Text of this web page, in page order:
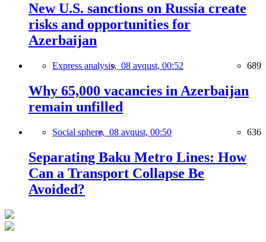
New U.S. sanctions on Russia create
risks and opportunities for
Azerbaijan
Express analysis, 08 avqust, 00:52 689
Why 65,000 vacancies in Azerbaijan
remain unfilled
Social sphere, 08 avqust, 00:50 636
Separating Baku Metro Lines: How
Can a Transport Collapse Be
Avoided?